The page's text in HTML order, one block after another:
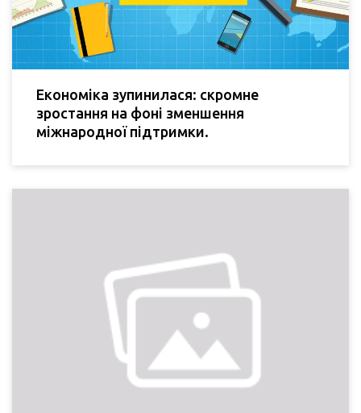
Економіка зупинилася: скромне
зростання на фоні зменшення
міжнародної підтримки.